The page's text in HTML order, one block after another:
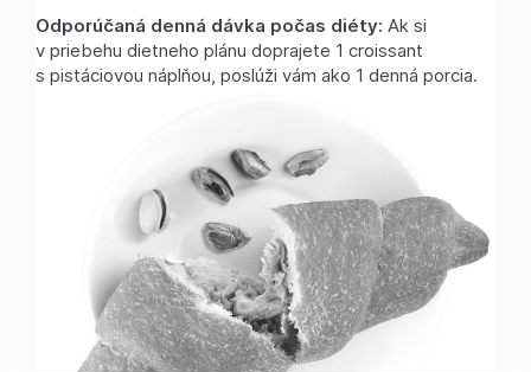
Odporúčaná denná dávka počas diéty: Ak si
v priebehu dietneho plánu doprajete 1 croissant
s pistáciovou náplňou, poslúži vám ako 1 denná porcia.